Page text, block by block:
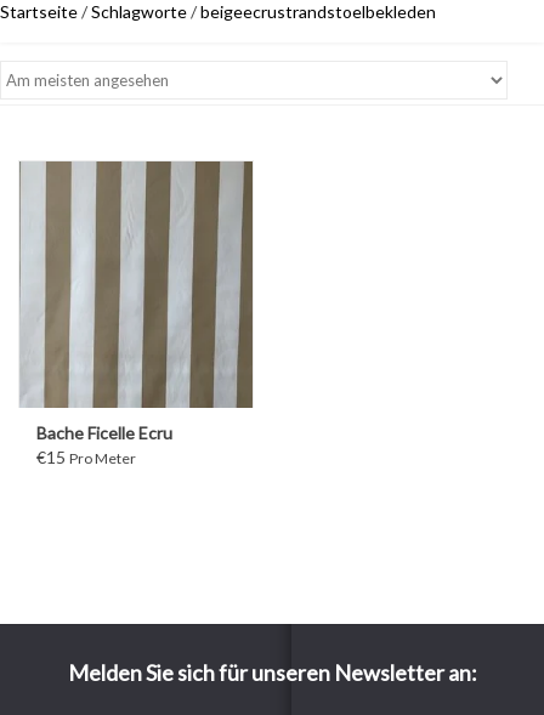
Startseite/Schlagworte/beigeecrustrandstoelbekleden
Bache Ficelle Ecru
€15 Pro Meter
Melden Sie sich für unseren Newsletter an: